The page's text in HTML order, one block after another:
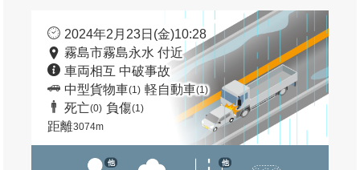
2024年2月23日(金)10:28
霧島市霧島永水 付近
車両相互 中破事故
中型貨物車(1) 軽自動車(1)
死亡(0) 負傷(1)
距離3074m
他 他